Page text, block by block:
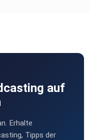
auf
Erhalte
Tipps der